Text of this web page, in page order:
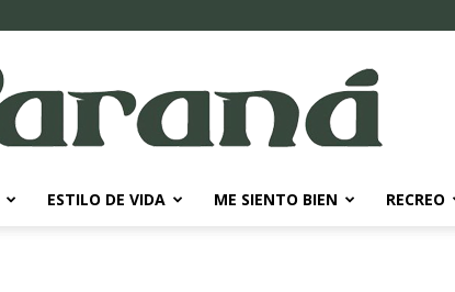
ESTILO DE VIDA ME SIENTO BIEN RECREO